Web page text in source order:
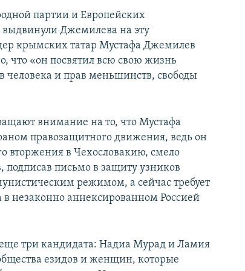
партии и Европейских
выдвинули Джемилева на эту
крымских татар Мустафа Джемилев
что «он посвятил всю свою жизнь
человека и прав меньшинств, свободы
внимание на то, что Мустафа
правозащитного движения, ведь он
вторжения в Чехословакию, смело
подписав письмо в защиту узников
режимом, а сейчас требует
в незаконно аннексированном Россией
три кандидата: Надиа Мурад и Ламия
езидов и женщин, которые